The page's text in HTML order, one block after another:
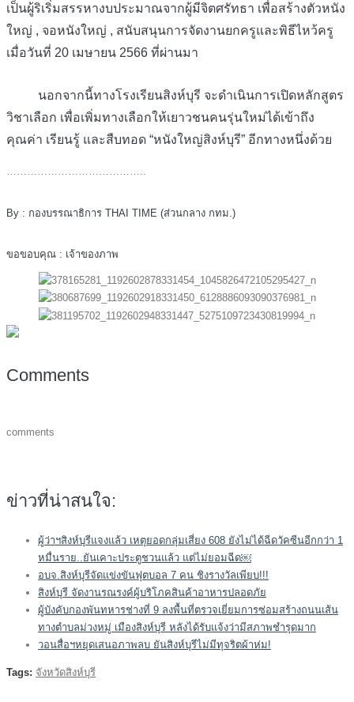
เป็นผู้ริเริ่มสรรหางบประมาณจากผู้มีจิตศรัทธา เพื่อสร้างตัวหนัง
ใหญ่ , จอหนังใหญ่ , สนับสนุนการจัดงานยกครูและพิธีไหว้ครู
เมื่อวันที่ 20 เมษายน 2566 ที่ผ่านมา
นอกจากนี้ทางโรงเรียนสิงห์บุรี จะดำเนินการเปิดหลักสูตร
วิชาเลือก เพื่อเพิ่มทางเลือกให้เยาวชนคนรุ่นใหม่ได้เข้าถึง
คุณค่า เรียนรู้ และสืบทอด “หนังใหญ่สิงห์บุรี” อีกทางหนึ่งด้วย
…………………………………..
By : กองบรรณาธิการ THAI TIME (ส่วนกลาง กทม.)
ขอขอบคุณ : เจ้าของภาพ
Comments
comments
ข่าวที่น่าสนใจ:
ผู้ว่าฯสิงห์บุรีแจงแล้ว เหตุยอดกลุ่มเสี่ยง 608 ยังไม่ได้ฉีดวัคซีนอีกกว่า 1
หมื่นราย..ยันเคาะประตูชวนแล้ว แต่ไม่ยอมฉีด￼
อบจ.สิงห์บุรีจัดแข่งขันฟุตบอล 7 คน ชิงรางวัลเพียบ!!!
สิงห์บุรี จัดงานรณรงค์ผู้บริโภคสินค้าอาหารปลอดภัย
ผู้บังคับกองพันทหารช่างที่ 9 ลงพื้นที่ตรวจเยี่ยมการซ่อมสร้างถนนเส้น
ทางตำบลม่วงหมู่ เมืองสิงห์บุรี หลังได้รับแจ้งว่ามีสภาพชำรุดมาก
วอนสื่อฯหยุดเสนอภาพลบ ยันสิงห์บุรีไม่มีทุจริตผ้าห่ม!
Tags: จังหวัดสิงห์บุรี